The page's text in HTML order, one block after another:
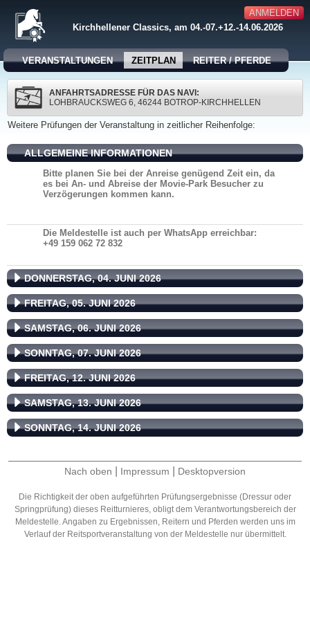
ANMELDEN
Kirchhellener Classics, am 04.-07.+12.-14.06.2026
VERANSTALTUNGEN ZEITPLAN REITER / PFERDE
ANFAHRTSADRESSE FÜR DAS NAVI:
LOHBRAUCKSWEG 6, 46244 BOTROP-KIRCHHELLEN
Weitere Prüfungen der Veranstaltung in zeitlicher Reihenfolge:
ALLGEMEINE INFORMATIONEN
Bitte planen Sie bei der Anreise genügend Zeit ein, da
es bei An- und Abreise der Movie-Park Besucher zu
Verzögerungen kommen kann.
Die Meldestelle ist auch per WhatsApp erreichbar:
+49 159 062 72 832
DONNERSTAG, 04. JUNI 2026
FREITAG, 05. JUNI 2026
SAMSTAG, 06. JUNI 2026
SONNTAG, 07. JUNI 2026
FREITAG, 12. JUNI 2026
SAMSTAG, 13. JUNI 2026
SONNTAG, 14. JUNI 2026
Nach oben Impressum Desktopversion
Die Richtigkeit der oben aufgeführten Prüfungsergebnisse (Dressur oder
Springprüfung) dieses Reitturnieres, obligt dem Verantwortungsbereich der
Meldestelle. Angaben zu Ergebnissen, Reitern und Pferden werden uns im
Verlauf der Reitsportveranstaltung von der Meldestelle nur übermittelt.